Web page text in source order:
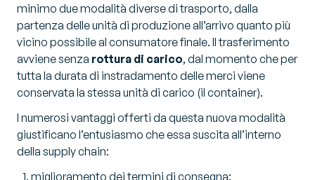
minimo due modalità diverse di trasporto, dalla
partenza delle unità di produzione all’arrivo quanto più
vicino possibile al consumatore finale. Il trasferimento
avviene senza rottura di carico, dal momento che per
tutta la durata di instradamento delle merci viene
conservata la stessa unità di carico (il container).
I numerosi vantaggi offerti da questa nuova modalità
giustificano l’entusiasmo che essa suscita all’interno
della supply chain:
miglioramento dei termini di consegna: